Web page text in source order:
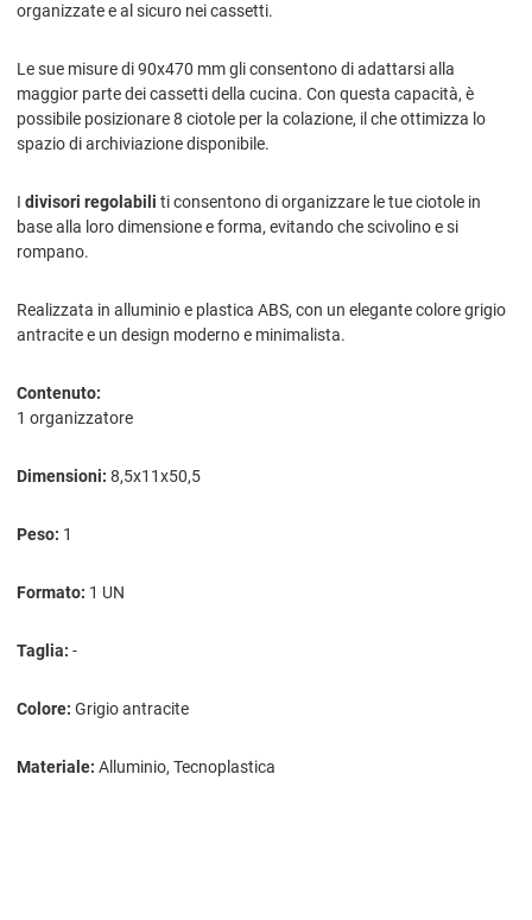
organizzate e al sicuro nei cassetti.
Le sue misure di 90x470 mm gli consentono di adattarsi alla
maggior parte dei cassetti della cucina. Con questa capacità, è
possibile posizionare 8 ciotole per la colazione, il che ottimizza lo
spazio di archiviazione disponibile.
I divisori regolabili ti consentono di organizzare le tue ciotole in
base alla loro dimensione e forma, evitando che scivolino e si
rompano.
Realizzata in alluminio e plastica ABS, con un elegante colore grigio
antracite e un design moderno e minimalista.
Contenuto:
1 organizzatore
Dimensioni: 8,5x11x50,5
Peso: 1
Formato: 1 UN
Taglia: -
Colore: Grigio antracite
Materiale: Alluminio, Tecnoplastica